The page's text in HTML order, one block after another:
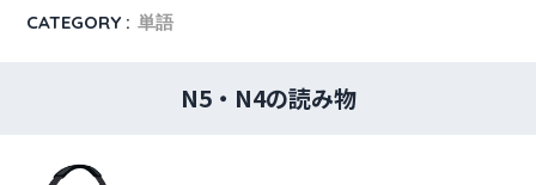
CATEGORY : 単語
N5・N4の読み物